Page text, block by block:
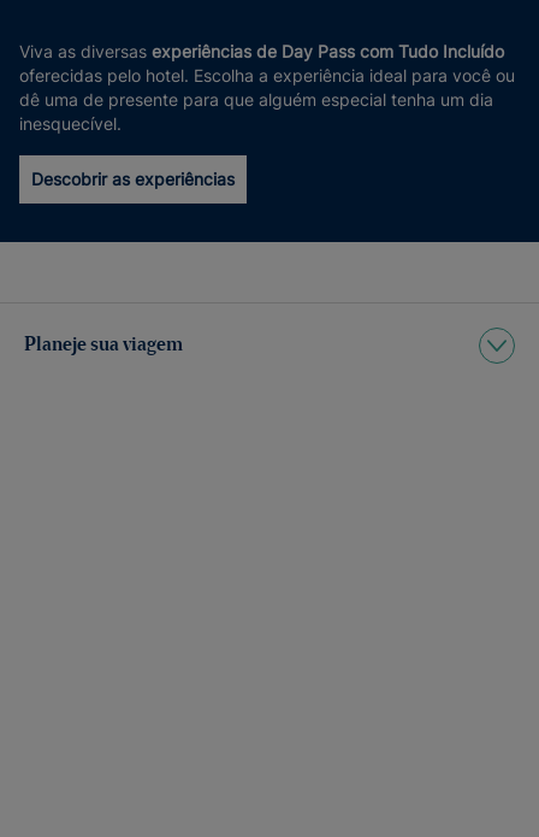
Viva as diversas experiências de Day Pass com Tudo Incluído
oferecidas pelo hotel. Escolha a experiência ideal para você ou
dê uma de presente para que alguém especial tenha um dia
inesquecível.
Descobrir as experiências
Planeje sua viagem